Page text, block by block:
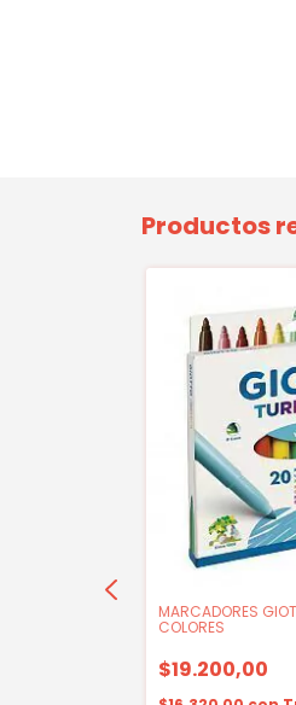
Productos
MARCADORES
COLORES
$19.200,00